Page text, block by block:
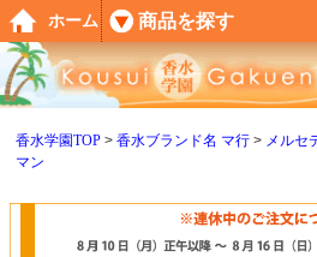
香水学園TOP 香水ブランド名 マ行 メルセ
マン
ホーム 商品を探す